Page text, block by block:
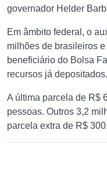
governador Helder
Em âmbito federal, o
milhões de brasileiros
beneficiário do Bolsa
recursos já depositados.
A última parcela de R$
pessoas. Outros 3,2
parcela extra de R$ 300.